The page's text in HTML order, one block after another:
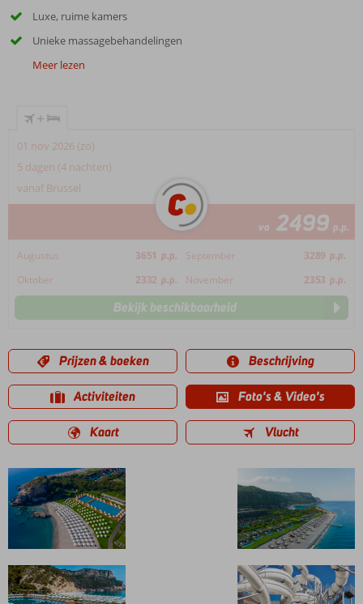
Luxe, ruime kamers
Unieke massagebehandelingen
Meer lezen
+
01 nov 2026 (zo)
5 dagen (4 nachten)
vanaf Brussel
va 2499 p.p.
Augustus 3651 p.p. September 3289 p.p.
Oktober
2332 p.p. November 2353 p.p.
Bekijk beschikbaarheid
Prijzen & boeken Beschrijving
Activiteiten Foto's & Video's
Kaart Vlucht